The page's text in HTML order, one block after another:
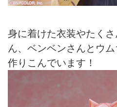
身に着けた衣装やたく
ん、ベンベンさんとウ
作りこんでいます！